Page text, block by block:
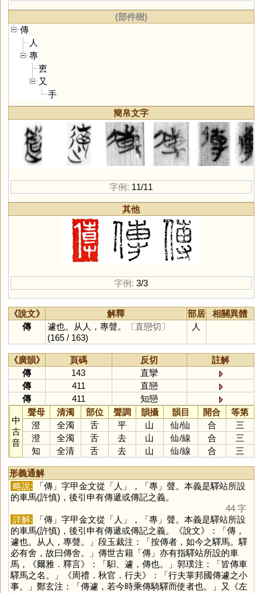
(部件樹)
傳
人
專
叀
又
手
簡帛文字
字例: 11/11
其他
字例: 3/3
《說文》 解釋 部居
相關異體
傳
遽也。从人，專聲。
〔直戀切〕
(165 / 163)
人
《廣韻》 頁碼 反切
註解
傳
143
直攣
傳
411
直戀
傳
411 知戀
中
古
音
聲母 清濁 部位 聲調 韻攝 韻目 開合
等第
澄
全濁 舌 平 山 仙/仙 合
三
澄
全濁 舌 去 山 仙/線 合
三
知
全清 舌 去 山 仙/線 合 三
形義通解
略說: 「傳」字甲金文從「人 」，「專」聲。本義是驛站所設
的車馬(許慎)，後引申有傳遞或傳記之義。
44 字
詳解: 「傳」字甲金文從「人 」，「專」聲。本義是驛站所設
的車馬(許慎)，後引申有傳遞或傳記之義。《說文》：「傳，
遽也。从人，專聲。」段玉裁注：「按傳者，如今之驛馬。驛
必有舍，故曰傳舍。」傳世古籍「傳」亦有指驛站所設的車
馬，《爾雅．釋言》：「馹、遽，傳也。」郭璞注：「皆傳車
驛馬之名。」《周禮．秋官．行夫》：「行夫掌邦國傳遽之小
事。」鄭玄注：「傳遽，若今時乘傳騎驛而使者也。」又《左